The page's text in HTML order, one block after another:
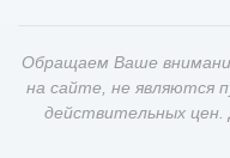
Обращаем Ваше
на сайте, не являются
действительных